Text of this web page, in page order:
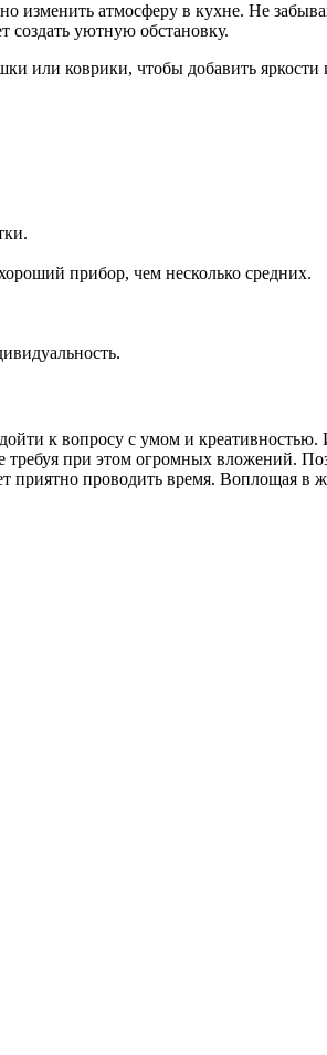
изменить атмосферу в кухне. Не
создать уютную обстановку.
или коврики, чтобы добавить яркости
прибор, чем несколько средних.
к вопросу с умом и
при этом огромных вложений.
приятно проводить время. Воплощая